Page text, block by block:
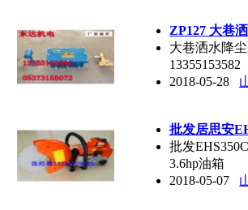
ZP127 大巷
大巷洒水降
2018-05-28
批发居思安
批发
3.6hp油箱
2018-05-07